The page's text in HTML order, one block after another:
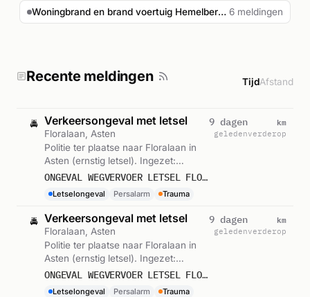
Woningbrand en brand voertuig Hemelberg Asten 6 meldingen
Recente meldingen TijdAfstand
🚔 Verkeersongeval met letsel
Floralaan, Asten
Politie ter plaatse naar Floralaan in
Asten (ernstig letsel). Ingezet:
Persalarm. Gemeld om 11:46.
ONGEVAL WEGVERVOER LETSEL FLORALAAN ASTEN
Letselongeval Persalarm Trauma
9 dagen
geleden
km
verderop
🚔 Verkeersongeval met letsel
Floralaan, Asten
Politie ter plaatse naar Floralaan in
Asten (ernstig letsel). Ingezet:
Persalarm. Gemeld om 11:44.
ONGEVAL WEGVERVOER LETSEL FLORALAAN ASTEN
Letselongeval Persalarm Trauma
9 dagen
geleden
km
verderop